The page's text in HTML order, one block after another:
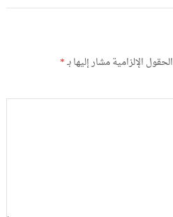
الحقول الإلزامية مشار إليها بـ*